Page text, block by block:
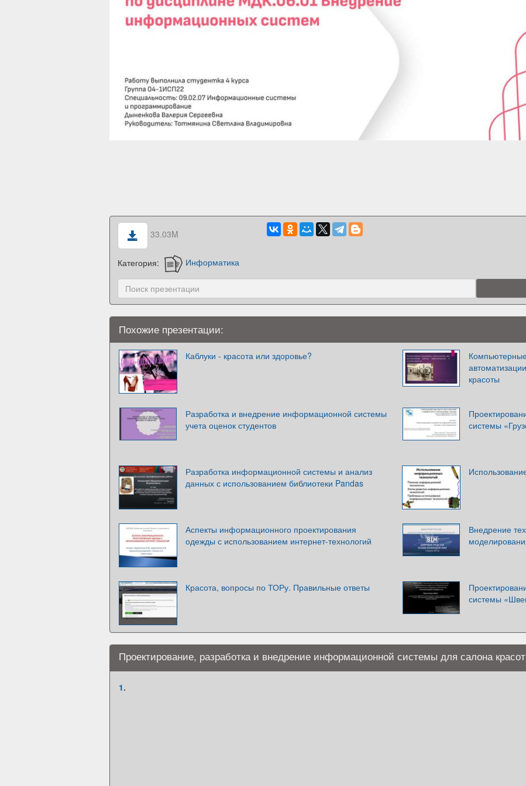
33.03M
Категория: Информатика
Похожие презентации:
Каблуки - красота или здоровье?
красоты
Разработка и внедрение информационной системы
учета оценок студентов
системы
Разработка информационной системы и анализ
данных с использованием библиотеки Pandas
Аспекты информационного проектирования
одежды с использованием интернет-технологий
Внедрение
Красота, вопросы по ТОРу. Правильные ответы
системы
Проектирование, разработка и внедрение информационной системы для салона
1.